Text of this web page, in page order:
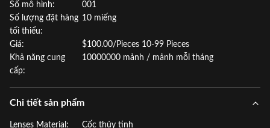
Số mô hình:
001
Số lượng đặt hàng
tối thiểu:
10 miếng
Giá:
$100.00/Pieces 10-99 Pieces
Khả năng cung
cấp:
10000000 mảnh / mảnh mỗi tháng
Chi tiết sản phẩm
Lenses Material:
Cốc thủy tinh